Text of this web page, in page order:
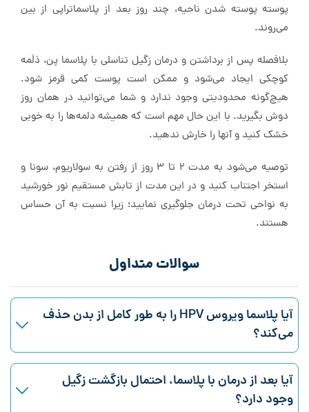
پوسته پوسته شدن ناحیه، چند روز بعد از پلاسما‌تراپی از بین
می‌روند.
بلافصله پس از برداشتن و درمان زگیل تناسلی با پلاسما پن، دَلَمه
کوچکی ایجاد می‌شود و ممکن است پوست کمی قرمز شود.
هیچ‌گونه محدودیتی وجود ندارد و شما می‌توانید در همان روز
دوش بگیرید. با این حال مهم است که همیشه دلمه‌ها را به خوبی
خشک کنید و آنها را خارش ندهید.
توصیه می‌شود به مدت ۲ تا ۳ روز از رفتن به سولاریوم، سونا و
استخر اجتناب کنید و در این مدت از تابش مستقیم نور خورشید
به نواحی تحت درمان جلوگیری نمایید؛ زیرا نسبت به آن حساس
هستند.
سوالات متداول
آیا پلاسما ویروس HPV را به طور کامل از بدن حذف
می‌کند؟
آیا بعد از درمان با پلاسما، احتمال بازگشت زگیل
وجود دارد؟